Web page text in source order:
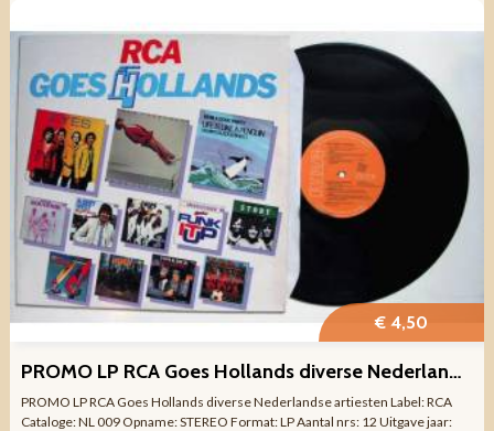
€ 4,50
PROMO LP RCA Goes Hollands diverse Nederlandse artiesten
PROMO LP RCA Goes Hollands diverse Nederlandse artiesten Label: RCA
Cataloge: NL 009 Opname: STEREO Format: LP Aantal nrs: 12 Uitgave jaar: